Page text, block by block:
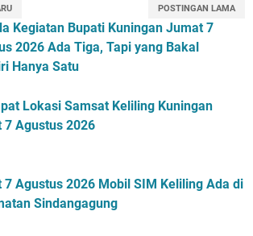
POSTINGAN LAMA
Kegiatan Bupati Kuningan Jumat 7
2026 Ada Tiga, Tapi yang Bakal
Hanya Satu
Lokasi Samsat Keliling Kuningan
7 Agustus 2026
7 Agustus 2026 Mobil SIM Keliling Ada di
Sindangagung